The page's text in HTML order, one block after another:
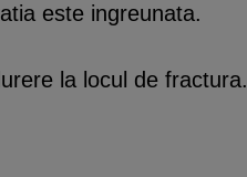
este ingreunata.
la locul de fractura.